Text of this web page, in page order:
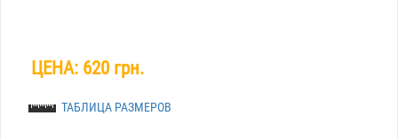
ЦЕНА: 620 грн.
ТАБЛИЦА РАЗМЕРОВ